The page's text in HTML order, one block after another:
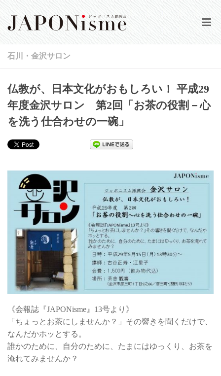
公演情報
活動実績
会報誌
登録／ログイン
お問い合わせ
石川・金沢サロン
仏教が、日本文化がおもしろい！ 平成29
年度金沢サロン 第2回「お茶の役割－心
を洗う仕合わせの一碗」
《会報誌『JAPONisme』13号より》
「ちょっとお茶にしませんか？」その響きを聞くだけで、
なんだかホッとする。
誰かのために、自分のために、たまにはゆっくり、お茶を
淹れてみませんか？